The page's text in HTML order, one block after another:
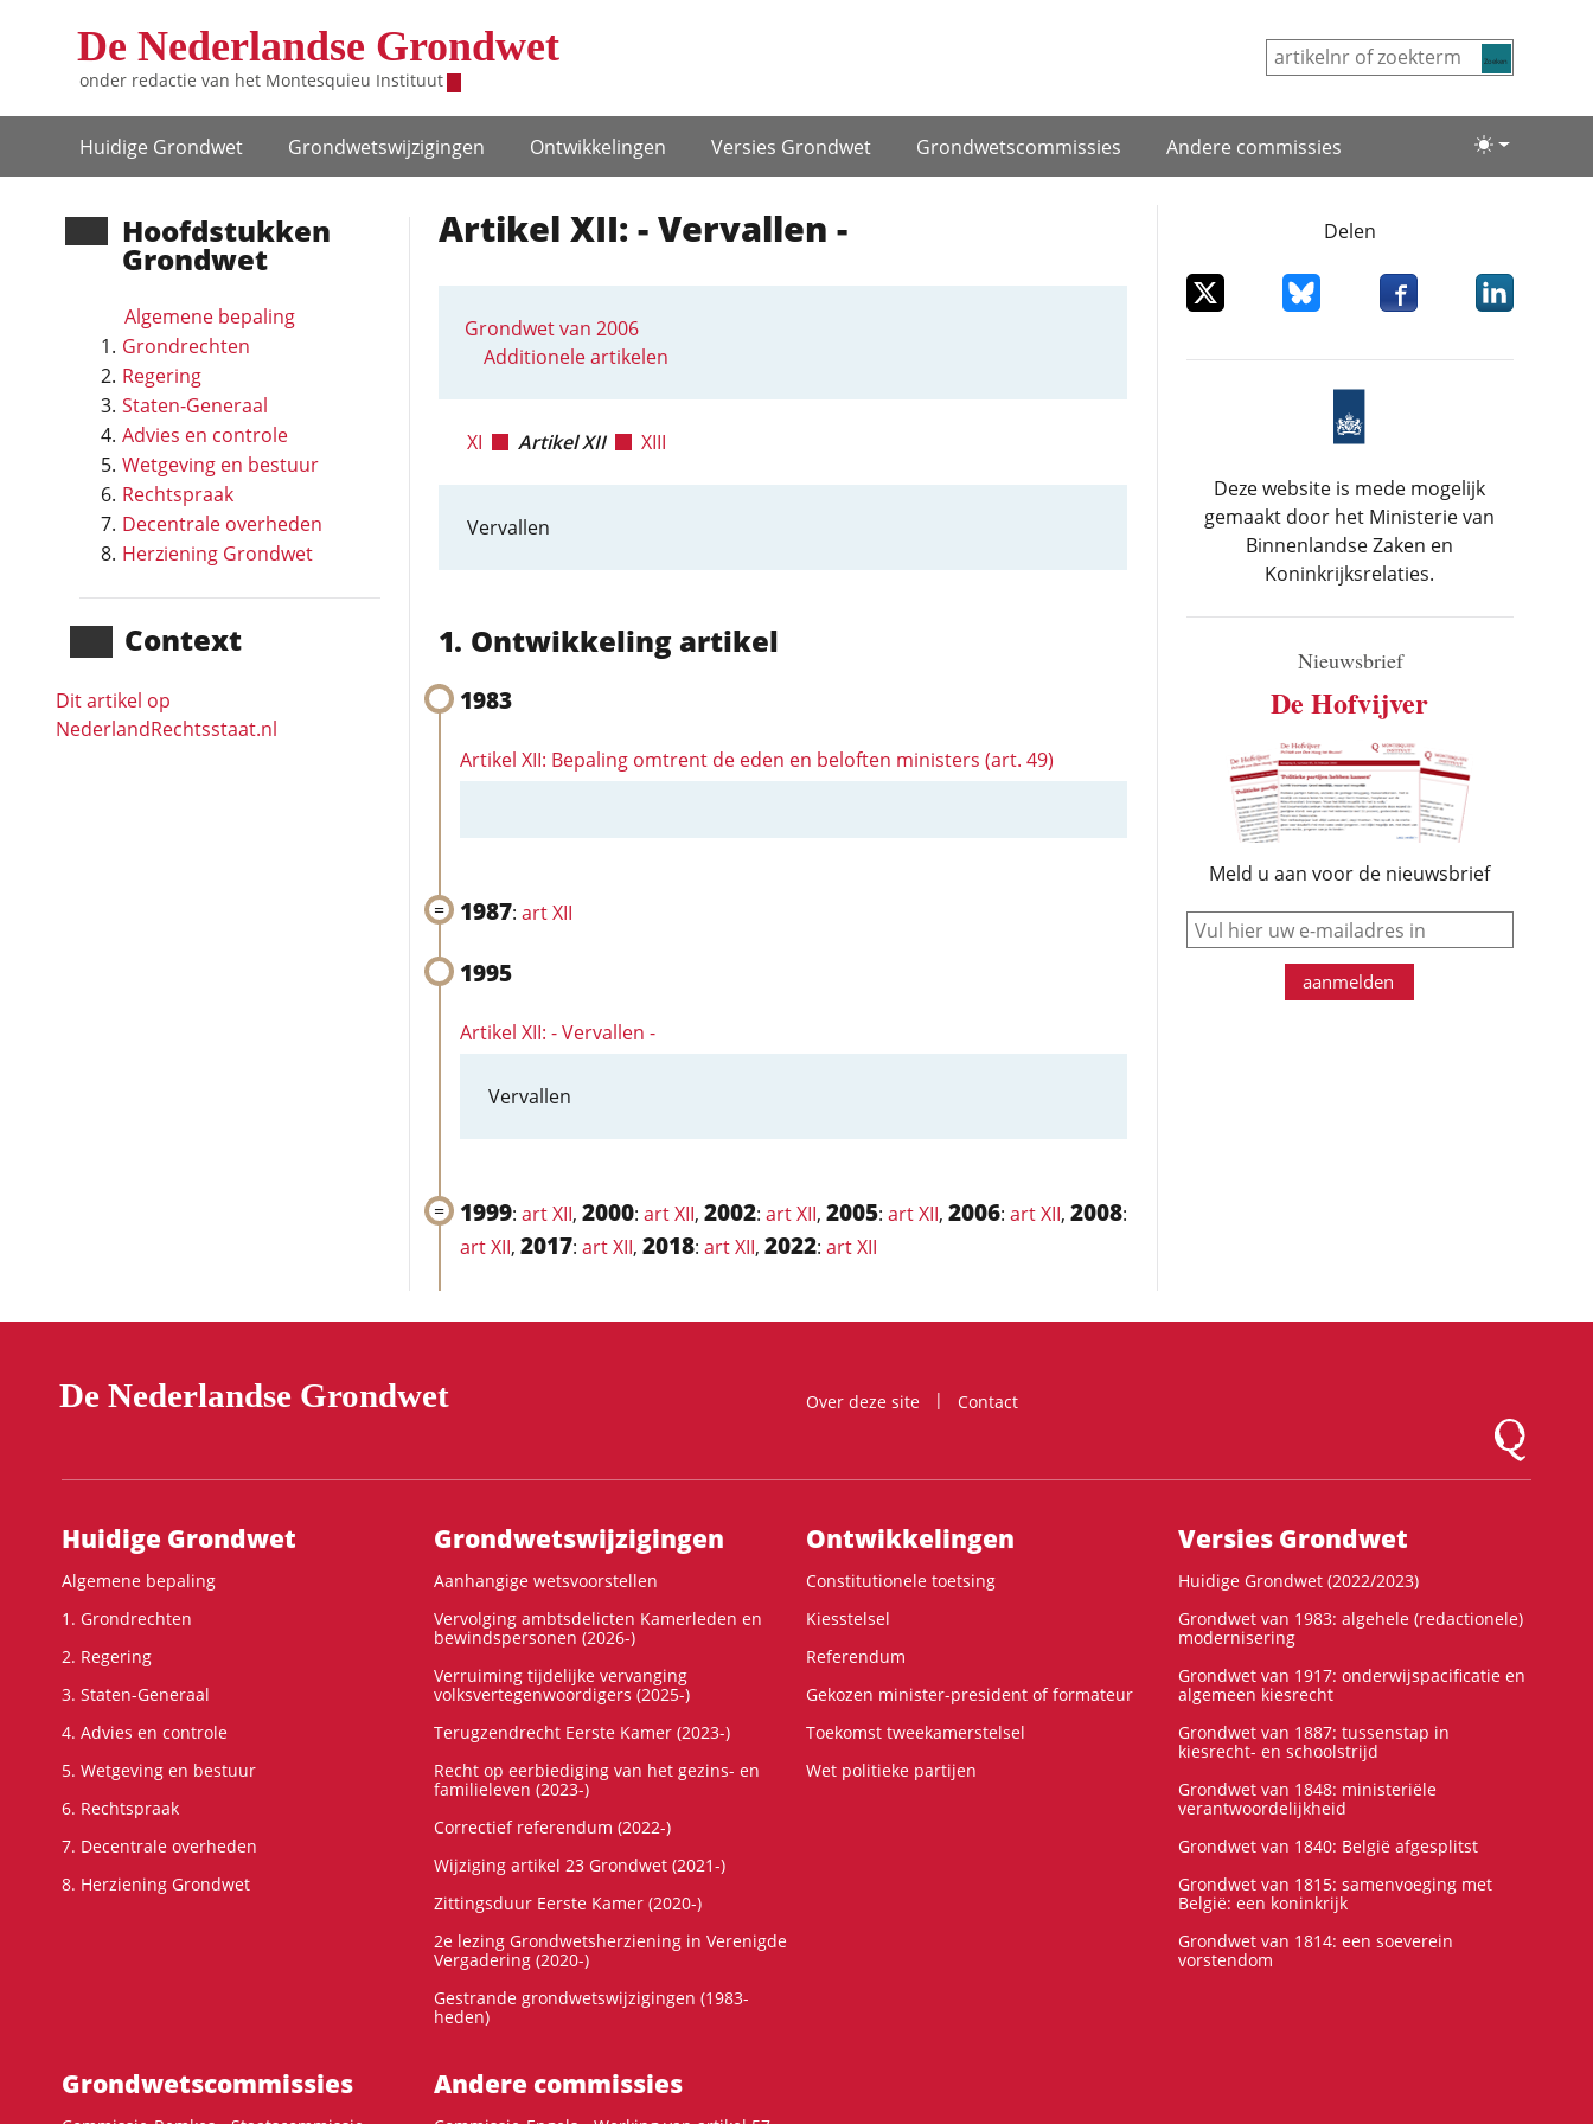
De Nederlandse Grondwet
onder redactie van het Montesquieu Instituut
Lichte/
Hoofdnavigatie
Huidige Grondwet Grondwets­wijzigingen Ontwikke­lingen Versies Grondwet Grondwets­commissies Andere commissies
Hoofd­stukken
Grondwet
Algemene bepaling
Grondrechten
Regering
Staten-Generaal
Advies en controle
Wetgeving en bestuur
Rechtspraak
Decentrale overheden
Herziening Grondwet
Context
Dit artikel op
NederlandRechts­staat.nl
Artikel XII: - Vervallen -
Grondwet van 2006
Additionele artikelen
XI Artikel XII XIII
Vervallen
Ontwikkeling artikel
1983
Artikel XII: Bepaling omtrent de eden en beloften ministers (art. 49)
1987: art XII
1995
Artikel XII: - Vervallen -
Vervallen
1999: art XII, 2000: art XII, 2002: art XII, 2005: art XII, 2006: art XII, 2008:
art XII, 2017: art XII, 2018: art XII, 2022: art XII
Delen
Deel dit item op XDeel dit item op Bluesky
Deel dit item op
Deel dit
Deze website is mede mogelijk
gemaakt door het Ministerie van
Binnenlandse Zaken en
Koninkrijksrelaties.
Nieuwsbrief
De Hofvijver
Meld u aan voor de nieuwsbrief
e-mail
aanmelden
De Nederlandse Grondwet Over deze site
Contact
Logo
Hoofdnavigatie
Huidige Grondwet
Algemene bepaling
1. Grondrechten
2. Regering
3. Staten-Generaal
4. Advies en controle
5. Wetgeving en bestuur
6. Rechtspraak
7. Decentrale overheden
8. Herziening Grondwet
Grondwets­wijzigingen
Aanhangige wetsvoorstellen
Vervolging ambtsdelicten Kamerleden en
bewindspersonen (2026-)
Verruiming tijdelijke vervanging
volksvertegenwoordigers (2025-)
Terugzendrecht Eerste Kamer (2023-)
Recht op eerbiediging van het gezins- en
familieleven (2023-)
Correctief referendum (2022-)
Wijziging artikel 23 Grondwet (2021-)
Zittingsduur Eerste Kamer (2020-)
2e lezing Grondwetsherziening in Verenigde
Vergadering (2020-)
Gestrande grondwetswijzigingen (1983-
heden)
Ontwikke­lingen
Constitutionele toetsing
Kiesstelsel
Referendum
Gekozen minister-president of formateur
Toekomst tweekamerstelsel
Wet politieke partijen
Versies Grondwet
Huidige Grondwet (2022/2023)
Grondwet van 1983: algehele (redactionele)
modernisering
Grondwet van 1917: onderwijspacificatie en
algemeen kiesrecht
Grondwet van 1887: tussenstap in
kiesrecht- en schoolstrijd
Grondwet van 1848: ministeriële
verantwoordelijkheid
Grondwet van 1840: België afgesplitst
Grondwet van 1815: samenvoeging met
België: een koninkrijk
Grondwet van 1814: een soeverein
vorstendom
Grondwets­commissies Andere commissies